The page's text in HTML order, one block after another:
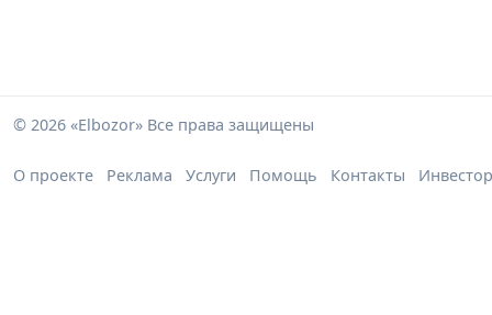
© 2026 «Elbozor» Все права защищены
О проекте Реклама Услуги Помощь Контакты